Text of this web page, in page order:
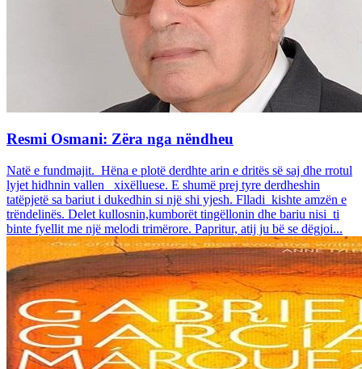
Resmi Osmani: Zëra nga nëndheu
Natë e fundmajit. Hëna e plotë derdhte arin e dritës së saj dhe rrotul
lyjet hidhnin vallen xixëlluese. E shumë prej tyre derdheshin
tatëpjetë sa bariut i dukedhin si një shi yjesh. Flladi kishte amzën e
trëndelinës. Delet kullosnin,kumborët tingëllonin dhe bariu nisi ti
binte fyellit me një melodi trimërore. Papritur, atij ju bë se dëgjoi...